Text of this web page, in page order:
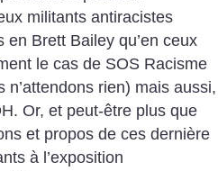
militants antiracistes
Brett Bailey qu’en ceux
le cas de SOS Racisme
rien) mais aussi,
Or, et peut-être plus que
et propos de ces dernière
à l’exposition